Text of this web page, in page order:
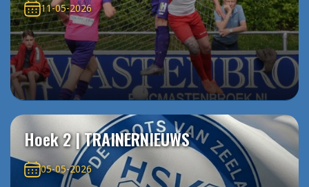
11-05-2026
Hoek 2 | TRAINERNIEUWS
05-05-2026